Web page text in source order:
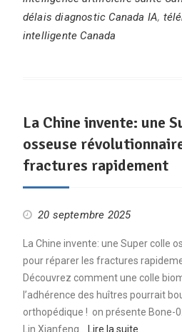
délais diagnostic Canada IA,
intelligente Canada
La Chine invente: une
osseuse
fractures rapidement
20 septembre 2025
La Chine invente: une Super colle
pour réparer les fractures
Découvrez comment une colle
l’adhérence des huîtres pourrait
orthopédique ! on présente Bone-
Lin Xianfeng…
Lire la suite